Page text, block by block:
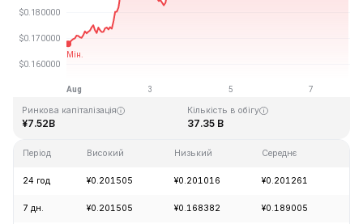
Останнє оновлення: 2026-08-07, 21:44 GMT+0
¥0.019253
Ринкова капіталізація
¥7.52B
Кількість в обігу
37.35 B
Період Високий Низький Середнє
24 год ¥0.201505 ¥0.201016 ¥0.201261
7 дн. ¥0.201505 ¥0.168382 ¥0.189005